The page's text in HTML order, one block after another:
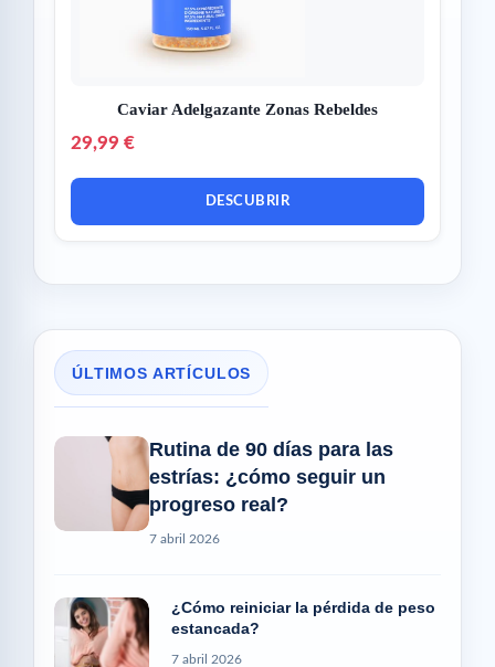
Caviar Adelgazante Zonas Rebeldes
29,99 €
DESCUBRIR
ÚLTIMOS ARTÍCULOS
Rutina de 90 días para las
estrías: ¿cómo seguir un
progreso real?
7 abril 2026
¿Cómo reiniciar la pérdida de peso
estancada?
7 abril 2026